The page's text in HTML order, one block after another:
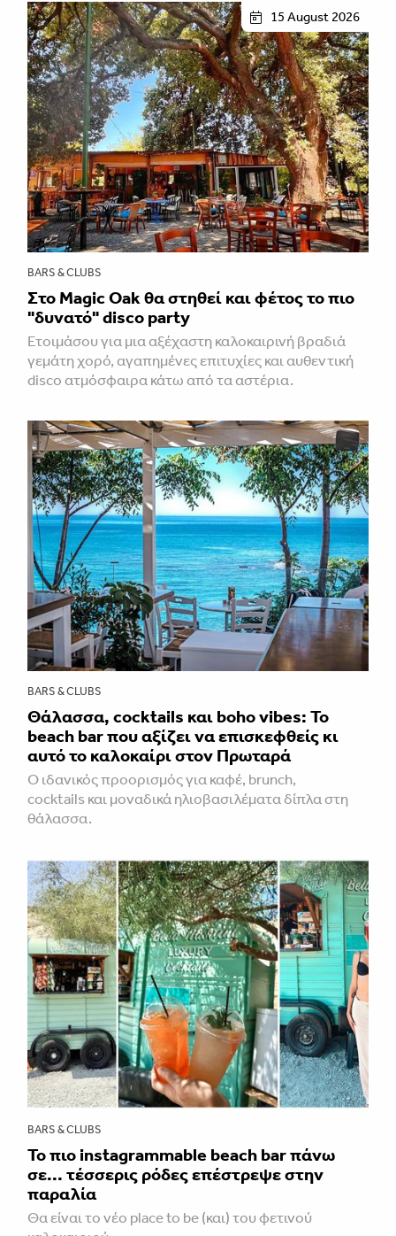
15 August 2026
BARS & CLUBS
Στο Magic Oak θα στηθεί και φέτος το πιο
"δυνατό" disco party
Ετοιμάσου για μια αξέχαστη καλοκαιρινή βραδιά
γεμάτη χορό, αγαπημένες επιτυχίες και αυθεντική
disco ατμόσφαιρα κάτω από τα αστέρια.
BARS & CLUBS
Θάλασσα, cocktails και boho vibes: Το
beach bar που αξίζει να επισκεφθείς κι
αυτό το καλοκαίρι στον Πρωταρά
Ο ιδανικός προορισμός για καφέ, brunch,
cocktails και μοναδικά ηλιοβασιλέματα δίπλα στη
θάλασσα.
BARS & CLUBS
Το πιο instagrammable beach bar πάνω
σε... τέσσερις ρόδες επέστρεψε στην
παραλία
Θα είναι το νέο place to be (και) του φετινού